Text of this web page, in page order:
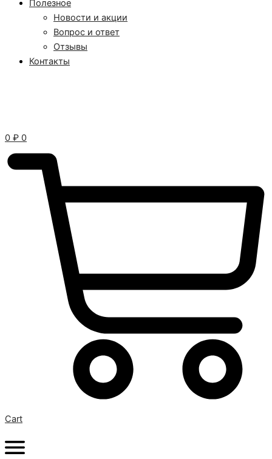
Полезное
Новости и акции
Вопрос и ответ
Отзывы
Контакты
0 ₽ 0
Cart